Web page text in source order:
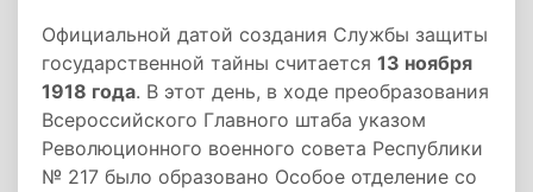
Официальной датой создания Службы защиты
государственной тайны считается 13 ноября
1918 года. В этот день, в ходе преобразования
Всероссийского Главного штаба указом
Революционного военного совета Республики
№ 217 было образовано Особое отделение со